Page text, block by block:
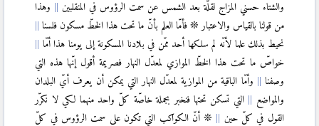
والشتاء حسني المزاج لقلّة بعد الشمس عن سمت الرؤوس في المنقلبين
وهذا
من قولنا بالقياس والاعتبار ❊ فأمّا العلم بأنّ ما تحت هذا الخطّ مسكون فلسنا
نحيط بذلك علما لأنّه لم سلكها أحد ممّن في بلادنا المسكونة إلى يومنا هذا أمّا
خواصّ ما تحت هذا الخطّ الموازي لمعدّل النهار فصريمة أقول إنّها هذه التي
وصفنا
وأمّا الباقية من الموازية لمعدّل النهار التي يمكن أن يعرف أيّ البلدان
والمواضع
التي تسكن تحتها فنخبر بجملة خاصّة كلّ واحد منهما لكي لا نكرّر
القول في كلّ حين
❊ أنّ الكواكب التي تكون على سمت الرؤوس في كلّ